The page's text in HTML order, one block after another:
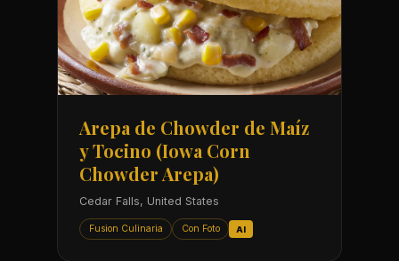
Arepa de Chowder de Maíz
y Tocino (Iowa Corn
Chowder Arepa)
Cedar Falls, United States
Fusion Culinaria Con Foto AI